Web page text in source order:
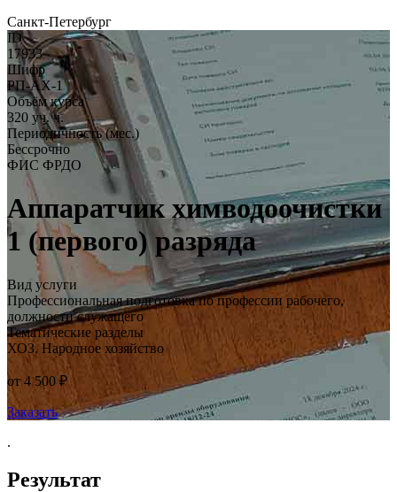
Санкт-Петербург
ID
17933
Шифр
РП-АХ-1
Объём курса
320 уч. ч.
Периодичность (мес.)
Бессрочно
ФИС ФРДО
Аппаратчик химводоочистки
1 (первого) разряда
Вид услуги
Профессиональная подготовка по профессии рабочего,
должности служащего
Тематические разделы
ХОЗ. Народное хозяйство
от 4 500 ₽
Заказать
.
Результат